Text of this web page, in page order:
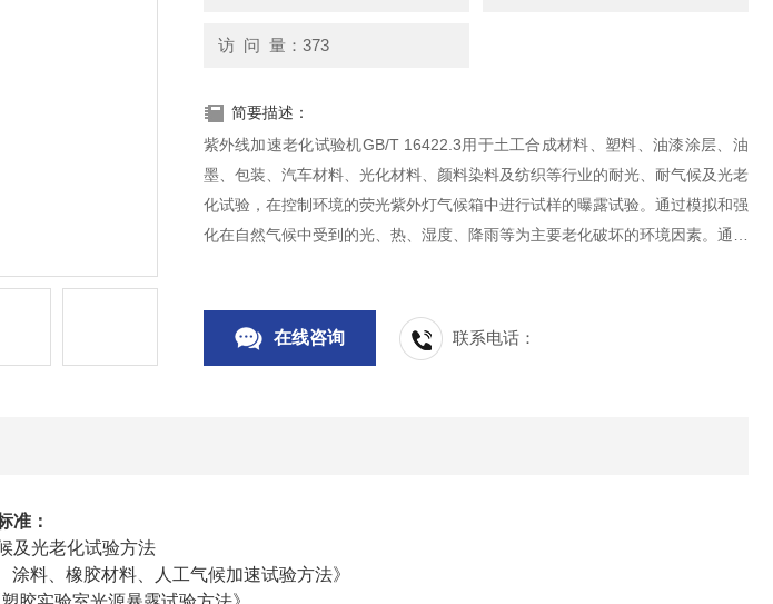
访 问 量：373
简要描述：
紫外线加速老化试验机GB/T 16422.3用于土工合成材料、塑料、油漆涂层、油
墨、包装、汽车材料、光化材料、颜料染料及纺织等行业的耐光、耐气候及光老
化试验，在控制环境的荧光紫外灯气候箱中进行试样的曝露试验。通过模拟和强
化在自然气候中受到的光、热、湿度、降雨等为主要老化破坏的环境因素。通过
在线咨询 联系电话：
准：
光老化试验方法
料、橡胶材料、人工气候加速试验方法》